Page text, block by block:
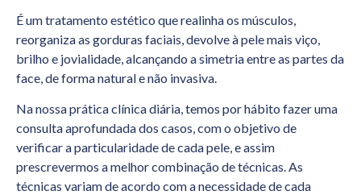
É um tratamento estético que realinha os músculos,
reorganiza as gorduras faciais, devolve à pele mais viço,
brilho e jovialidade, alcançando a simetria entre as partes da
face, de forma natural e não invasiva.
Na nossa prática clínica diária, temos por hábito fazer uma
consulta aprofundada dos casos, com o objetivo de
verificar a particularidade de cada pele, e assim
prescrevermos a melhor combinação de técnicas. As
técnicas variam de acordo com a necessidade de cada